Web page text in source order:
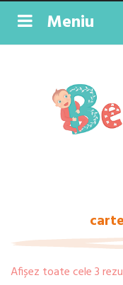
Meniu
Afișez toate cele 3